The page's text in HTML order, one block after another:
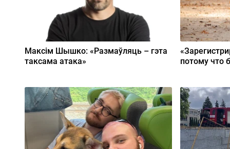
Максім Шышко: «Размаўляць – гэта
таксама атака»
потому что